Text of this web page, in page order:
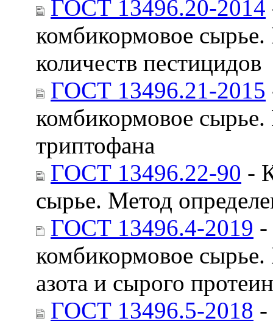
ГОСТ 13496.20-2014
комбикормовое
количеств пестицидов
ГОСТ 13496.21-2015
комбикормовое
триптофана
ГОСТ 13496.22-90 -
сырье. Метод
ГОСТ 13496.4-2019 -
комбикормовое
азота и сырого
ГОСТ 13496.5-2018 -